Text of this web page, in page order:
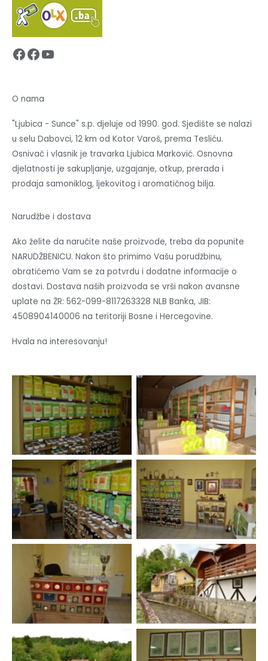
Facebook
Facebook
YouTube
O nama
"Ljubica - Sunce" s.p. djeluje od 1990. god. Sjedište se nalazi
u selu Dabovci, 12 km od Kotor Varoš, prema Tesliću.
Osnivač i vlasnik je travarka Ljubica Marković. Osnovna
djelatnosti je sakupljanje, uzgajanje, otkup, prerada i
prodaja samoniklog, ljekovitog i aromatičnog bilja.
Narudžbe i dostava
Ako želite da naručite naše proizvode, treba da popunite
NARUDŽBENICU. Nakon što primimo Vašu porudžbinu,
obratićemo Vam se za potvrdu i dodatne informacije o
dostavi. Dostava naših proizvoda se vrši nakon avansne
uplate na ŽR: 562-099-8117263328 NLB Banka, JIB:
4508904140006 na teritoriji Bosne i Hercegovine.
Hvala na interesovanju!